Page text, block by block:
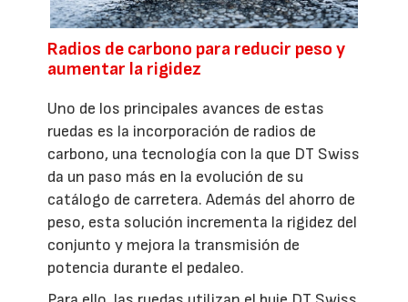
Radios de carbono para reducir peso y
aumentar la rigidez
Uno de los principales avances de estas
ruedas es la incorporación de radios de
carbono, una tecnología con la que DT Swiss
da un paso más en la evolución de su
catálogo de carretera. Además del ahorro de
peso, esta solución incrementa la rigidez del
conjunto y mejora la transmisión de
potencia durante el pedaleo.